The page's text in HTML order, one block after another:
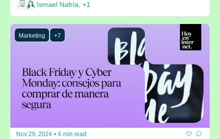
Ismael Nafría, +1
Marketing +7
Nov 29, 2024 • 6 min read